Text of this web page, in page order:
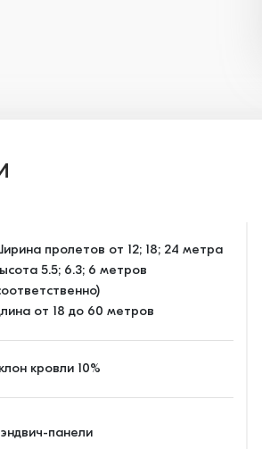
пролетов от 12; 18; 24 метра
5.5; 6.3; 6 метров
от 18 до 60 метров
кровли 10%
панели